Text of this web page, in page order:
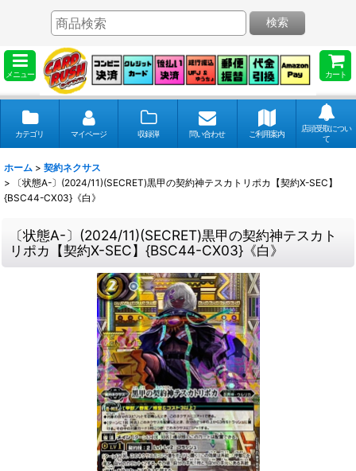
メニュー カート
検索
カテゴリ マイページ 収録弾 問い合わせ ご利用案内
店頭受取につい
て
ホーム > 契約ネクサス
>
〔状態A-〕(2024/11)(SECRET)黒甲の契約神テスカトリポカ【契約X-SEC】
{BSC44-CX03}《白》
〔状態A-〕(2024/11)(SECRET)黒甲の契約神テスカト
リポカ【契約X-SEC】{BSC44-CX03}《白》